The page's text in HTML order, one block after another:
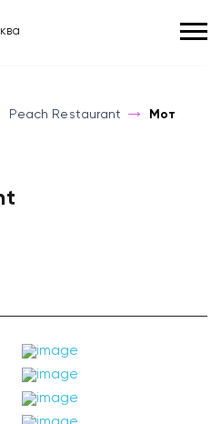
Peach Restaurant Мот